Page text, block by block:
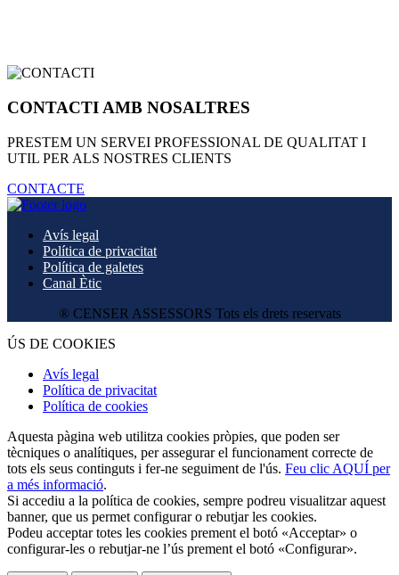
CONTACTI AMB NOSALTRES
PRESTEM UN SERVEI PROFESSIONAL DE QUALITAT I
UTIL PER ALS NOSTRES CLIENTS
CONTACTE
Avís legal
Política de privacitat
Política de galetes
Canal Ètic
® CENSER ASSESSORS Tots els drets reservats
ÚS DE COOKIES
Avís legal
Política de privacitat
Política de cookies
Aquesta pàgina web utilitza cookies pròpies, que poden ser
tècniques o analítiques, per assegurar el funcionament correcte de
tots els seus continguts i fer-ne seguiment de l'ús. Feu clic AQUÍ per
a més informació.
Si accediu a la política de cookies, sempre podreu visualitzar aquest
banner, que us permet configurar o rebutjar les cookies.
Podeu acceptar totes les cookies prement el botó «Acceptar» o
configurar-les o rebutjar-ne l’ús prement el botó «Configurar».